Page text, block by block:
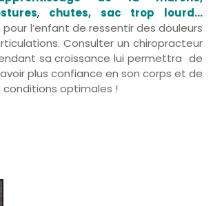
, chutes, sac trop lourd…
l’enfant de ressentir des douleurs
Consulter un chiropracteur
sa croissance lui permettra de
plus confiance en son corps et de
conditions optimales !